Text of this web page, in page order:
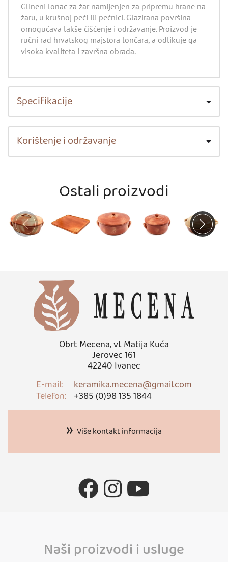
Glineni lonac za žar namijenjen za pripremu hrane na
žaru, u krušnoj peći ili pećnici. Glazirana površina
omogućava lakše čišćenje i održavanje. Proizvod je
ručni rad hrvatskog majstora lončara, a odlikuje ga
visoka kvaliteta i završna obrada.
Specifikacije
Korištenje i održavanje
Ostali proizvodi
Obrt Mecena, vl. Matija Kuća
Jerovec 161
42240 Ivanec
E-mail:
keramika.mecena@gmail.com
Telefon: +385 (0)98 135 1844
Više kontakt informacija
Naši proizvodi i usluge